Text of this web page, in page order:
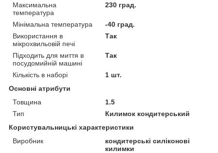
Максимальна
температура
230 град.
Мінімальна температура
-40 град.
Використання в
мікрохвильовій печі
Так
Підходить для миття в
посудомийній машині
Так
Кількість в наборі
1 шт.
Основні атрибути
Товщина
1.5
Тип
Килимок кондитерський
Користувальницькі характеристики
Виробник
кондитерські силіконові
килимки